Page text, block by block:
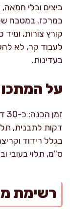
ביצים ובלי
במרכז. במטבח
קורץ צורות,
לעבוד קר, לא
בעדינות.
על
דקות לתבנית,
ס"מ, תלוי בעובי
רשימת